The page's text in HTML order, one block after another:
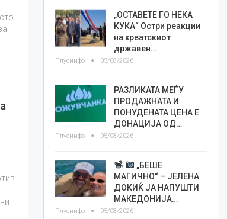
„ОСТАВЕТЕ ГО НЕКА
КУКА“ Остри реакции
на хрватскиот
државен…
Плусинфо 05/08/2026
РАЗЛИКАТА МЕЃУ
ПРОДАЖНАТА И
ПОНУДЕНАТА ЦЕНА Е
ДОНАЦИЈА ОД…
Плусинфо 05/08/2026
„БЕШЕ
МАГИЧНО“ – ЈЕЛЕНА
ДОКИЌ ЈА НАПУШТИ
МАКЕДОНИЈА…
Плусинфо 05/08/2026